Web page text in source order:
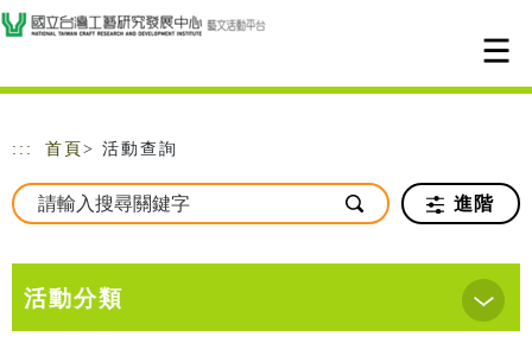
跳到主要內容
網站導覽
::: 首頁 > 活動查詢
進階
活動分類